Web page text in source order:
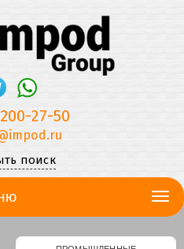
27-50
поиск